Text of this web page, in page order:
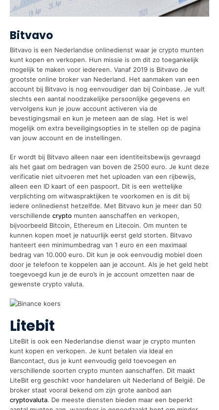
Bitvavo
Bitvavo is een Nederlandse onlinedienst waar je crypto munten
kunt kopen en verkopen. Hun missie is om dit zo toegankelijk
mogelijk te maken voor iedereen. Vanaf 2019 is Bitvavo de
grootste online broker van Nederland. Het aanmaken van een
account bij Bitvavo is nog eenvoudiger dan bij Coinbase. Je vult
slechts een aantal noodzakelijke persoonlijke gegevens en
vervolgens kun je jouw account activeren via de
bevestigingsmail en kun je meteen aan de slag. Het is wel
mogelijk om extra beveiligingsopties in te stellen op de pagina
van jouw account en de instellingen.
Er wordt bij Bitvavo alleen naar een identiteitsbewijs gevraagd
als het gaat om bedragen van boven de 2500 euro. Je kunt deze
verificatie niet uitvoeren met het uploaden van een rijbewijs,
alleen een ID kaart of een paspoort. Dit is een wettelijke
verplichting om witwaspraktijken te voorkomen en is dit bij
iedere onlinedienst hetzelfde. Met Bitvavo kun je meer dan 50
verschillende crypto munten aanschaffen en verkopen,
bijvoorbeeld Bitcoin, Ethereum en Litecoin. Om munten te
kunnen kopen moet je natuurlijk eerst geld storten. Bitvavo
hanteert een minimumbedrag van 1 euro en een maximaal
bedrag van 10.000 euro. Dit kun je ook eenvoudig mobiel doen
door je telefoon te koppelen aan je account. Als je het geld hebt
toegevoegd kun je de euro’s in je account omzetten naar de
gewenste crypto valuta.
Litebit
LiteBit is ook een Nederlandse dienst waar je crypto munten
kunt kopen en verkopen. Je kunt betalen via Ideal en
Bancontact, dus je kunt eenvoudig geld toevoegen en
verschillende soorten crypto munten aanschaffen. Dit maakt
LiteBit erg geschikt voor handelaren uit Nederland of België. De
broker staat vooral bekend om zijn grote aanbod aan
cryptovaluta. De meeste diensten bieden maar een beperkt